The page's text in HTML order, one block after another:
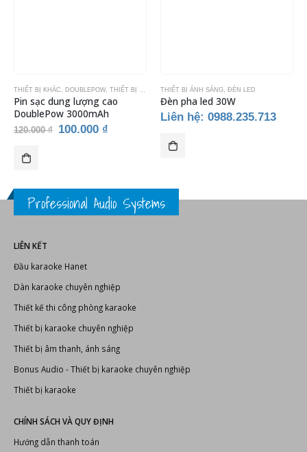
THIẾT BỊ KHÁC DOUBLEPOW, THIẾT BỊ ÁNH SÁNG ,THIẾT BỊ KARAOKE
Pin sạc dung lượng cao
DoublePow 3000mAh
120.000₫ Giá
100.000 ₫Giá
THIẾT BỊ ÁNH SÁNG ĐÈN LED
Đèn pha led 30W
Liên hệ: 0988.235.713
Professional Audio Systems
LIÊN KẾT
Đầu karaoke Hanet
Dàn karaoke chuyên nghiệp
Thiết kế thi công phòng karaoke
Thiết bị karaoke chuyên nghiệp
Thiết bị âm thanh, ánh sáng
Bonus Audio -Thiết bị karaoke chuyên nghiệp
Thiết bị karaoke
CHÍNH SÁCH VÀ QUY ĐỊNH
Hướng dẫn thanh toán